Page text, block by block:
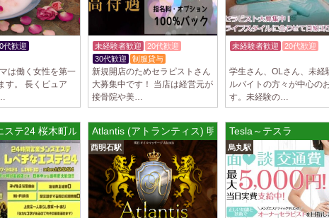
代歓迎
は働く女性を第一
す。 長くピュア
未経験者歓迎
20代歓迎
30代歓迎
制服貸与
新規開店のためセラピストさん
大募集中です！ 当店は経営元が
接骨院や美…
未経験者歓迎
20代歓迎
学生さん、OLさん、未経
ルバイトの方々が中心の
す。未経験の…
ステ24 桜木町ルームAtlantis (アトランティス) 明石ルーム
西明石駅
Tesla～テスラ
烏丸駅